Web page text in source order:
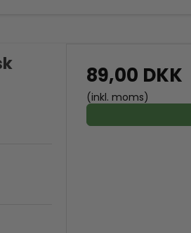
89,00 DKK
(inkl. moms)